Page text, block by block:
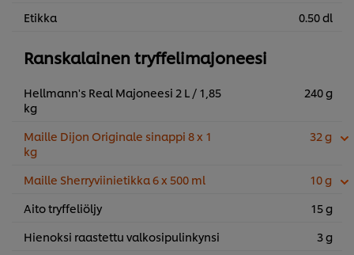
Etikka
0.50 dl
Ranskalainen tryffelimajoneesi
Hellmann's Real Majoneesi 2 L / 1,85
kg
240 g
Maille Dijon Originale sinappi 8 x 1
kg
32 g
Maille Sherryviinietikka 6 x 500 ml
10 g
Aito tryffeliöljy
15 g
Hienoksi raastettu valkosipulinkynsi
3 g